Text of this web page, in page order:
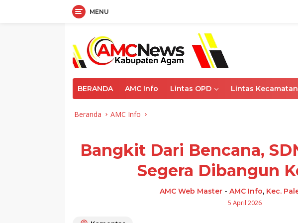
MENU
BERANDA AMC Info Lintas OPD Lintas Kecamatan
Beranda AMC Info
Bangkit Dari Bencana,
Segera Dibangun
AMC Web Master -AMC Info, Kec.
5 April 2026